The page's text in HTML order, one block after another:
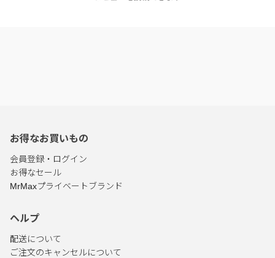
お得なお買いもの
会員登録・ログイン
お得なセール
MrMaxプライベートブランド
ヘルプ
配送について
ご注文のキャンセルについて